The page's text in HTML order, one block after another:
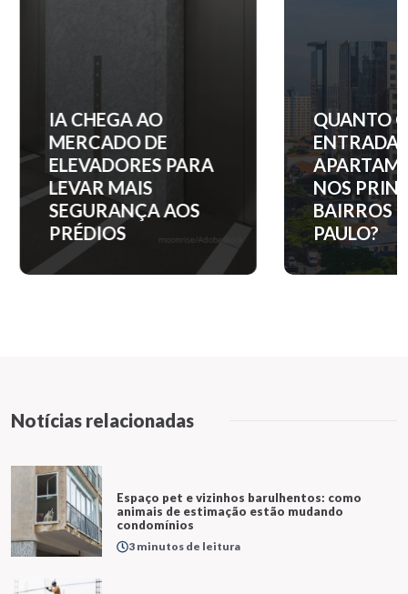
IA CHEGA AO
MERCADO DE
ELEVADORES PARA
LEVAR MAIS
SEGURANÇA AOS
PRÉDIOS
QUANTO
ENTRADA
NOS
BAIRROS
PAULO?
Notícias relacionadas
Espaço pet e vizinhos barulhentos: como
animais de estimação estão mudando
condomínios
3 minutos de leitura